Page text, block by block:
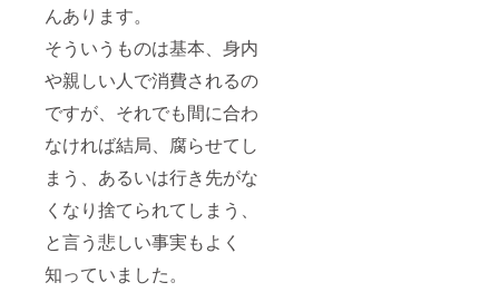
んあります。
そういうものは基本、身内
や親しい人で消費されるの
ですが、それでも間に合わ
なければ結局、腐らせてし
まう、あるいは行き先がな
くなり捨てられてしまう、
と言う悲しい事実もよく
知っていました。